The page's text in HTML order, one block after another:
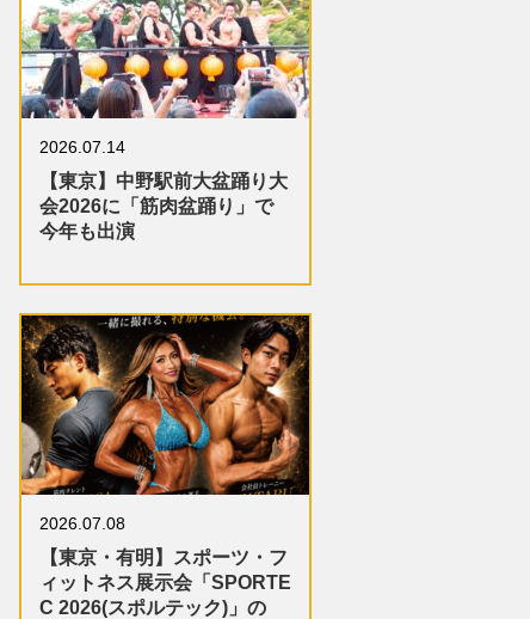
2026.07.14
【東京】中野駅前大盆踊り大
会2026に「筋肉盆踊り」で
今年も出演
2026.07.08
【東京・有明】スポーツ・フ
ィットネス展示会「SPORTE
C 2026(スポルテック)」の